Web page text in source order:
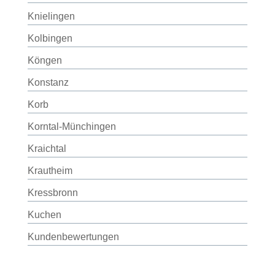
Knielingen
Kolbingen
Köngen
Konstanz
Korb
Korntal-Münchingen
Kraichtal
Krautheim
Kressbronn
Kuchen
Kundenbewertungen